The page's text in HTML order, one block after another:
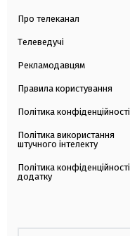
Про телеканал
Телеведучі
Рекламодавцям
Правила користування
Політика конфіденційності
Політика використання
штучного інтелекту
Політика конфіденційності
додатку